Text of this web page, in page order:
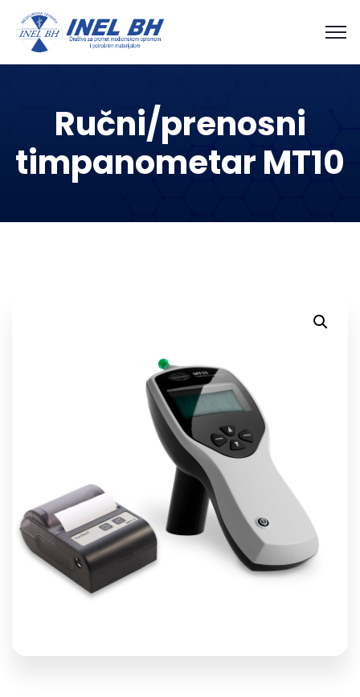
Ručni/prenosni
timpanometar MT10